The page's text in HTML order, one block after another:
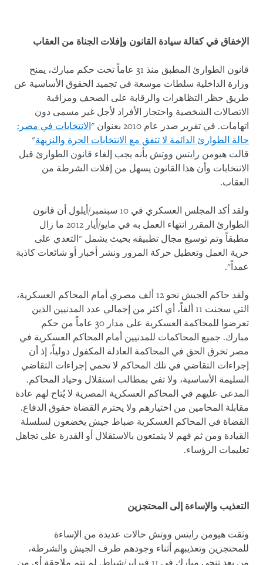
الإخفاق في كفالة سيادة القانون وإفلات الجناة من العقاب
قانون الطوارئ المطبق منذ 31 عاماً تحت حكم مبارك، يمنح
وزارة الداخلية سلطات موسعة في تجميد الحقوق الأساسية عن
طريق حظر التظاهرات والرقابة على الصحف ومراقبة
الاتصالات الشخصية واحتجاز الأفراد لأجل غير مسمى دون
اتهامات. في تقرير صدر عام 2010 بعنوان "
الانتخابات في مصر:
حالة الطوارئ الدائمة لا تتفق مع الانتخابات الحرة والنزيهة"
قالت هيومن رايتس ووتش بأنه يجب إلغاء قانون الطوارئ قبل
الانتخابات وأن هذا القانون يسهل من إفلات الشرطة من
العقاب.
ولقد أكد المجلس العسكري في 10 سبتمبر/أيلول أن قانون
الطوارئ المقرر انتهاء العمل به في مايو/أيار 2012 ما زال
مطبقاً وتم توسيع مجال تطبيقه بحيث يشمل "التعدي على
حرية العمل وتعطيل حركة المرور ونشر أخبار أو شائعات كاذبة
عمداً".
ولقد حاكم الجيش نحو 12 ألف مصري أمام المحاكم العسكرية،
التي سجنت 11 ألفاً، أي أكثر من إجمالي عدد المدنيين الذين
تعرضوا للمحاكمة العسكرية على مدار 30 عاماً من حكم
مبارك. جميع المحاكمات للمدنيين أمام المحاكم العسكرية في
مصر تخرق الحق في المحاكمة العادلة المكفول دولياً، إذ أن
إجراءات التقاضي في تلك المحاكم لا تحمي إجراءات التقاضي
السليمة الأساسية، ولا تفي بمطالب استقلال وحياد المحاكم.
المدعى عليهم في المحاكم العسكرية المصرية لا يُتاح لهم عادة
مقابلة المحامين من اختيارهم ولا يحترم القضاة حقوق الدفاع.
القضاة في المحاكم العسكرية ضباط جيش يخضعون لسلسلة
القيادة ومن ثم فهم لا يتمتعون بالاستقلال أو القدرة على تجاهل
تعليمات الرؤساء.
التعذيب والإساءة إلى المحتجزين
وثقت هيومن رايتس ووتش حالات عديدة من الإساءة
للمحتجزين وتعذيبهم أثناء وجودهم طرف الجيش والشرطة،